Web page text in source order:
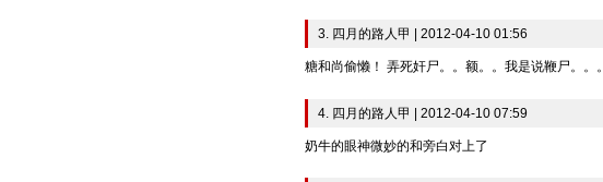
3. 四月的路人甲 | 2012-04-10 01:56
糖和尚偷懒！ 弄死奸尸。。额。。我是说鞭尸。。。
4. 四月的路人甲 | 2012-04-10 07:59
奶牛的眼神微妙的和旁白对上了